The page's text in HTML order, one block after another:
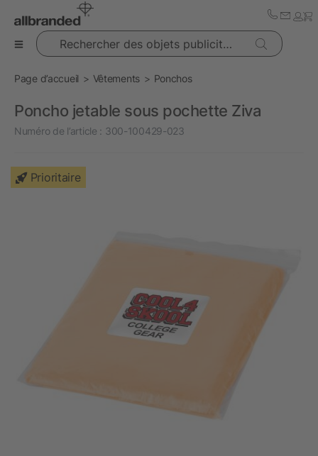
Rechercher des objets publicitaires
Page d’accueil Vêtements Ponchos
Poncho jetable sous pochette Ziva
Numéro de l’article : 300-100429-023
Prioritaire